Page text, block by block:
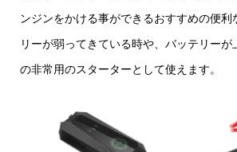
ンジンをかける事ができるおすすめの便利
リーが弱ってきている時や、バッテリー
の非常用のスターターとして使えます。